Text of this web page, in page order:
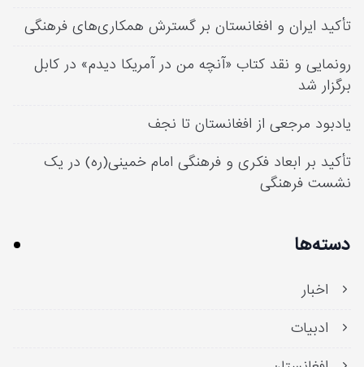
تأکید ایران و افغانستان بر گسترش همکاری‌های فرهنگی
رونمایی و نقد کتاب «آنچه من در آمریکا دیدم» در کابل
برگزار شد
یادبود مرجعی از افغانستان تا نجف
تأکید بر ابعاد فکری و فرهنگی امام خمینی(ره) در یک
نشست فرهنگی
دسته‌ها
اخبار
ادبیات